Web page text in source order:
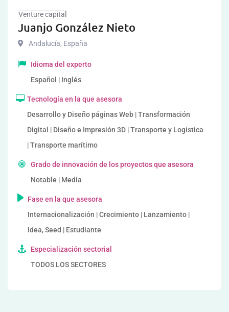
Venture capital
Juanjo González Nieto
Andalucía, España
Idioma del experto
Español | Inglés
Tecnología en la que asesora
Desarrollo y Diseño páginas Web | Transformación
Digital | Diseño e Impresión 3D | Transporte y Logística
| Transporte marítimo
Grado de innovación de los proyectos que asesora
Notable | Media
Fase en la que asesora
Internacionalización | Crecimiento | Lanzamiento |
Idea, Seed | Estudiante
Especialización sectorial
TODOS LOS SECTORES